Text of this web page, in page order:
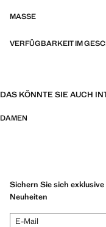
MASSE
VERFÜGBARKEIT IM
DAS KÖNNTE SIE AUCH
DAMEN
Sichern Sie sich
Neuheiten
E-Mail